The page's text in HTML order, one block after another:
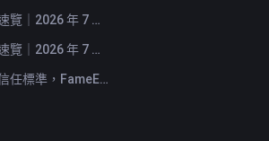
FameEX 今日新聞速覽｜2026 年 7 月 30 日
FameEX 今日新聞速覽｜2026 年 7 月 29 日
市場重塑交易平台信任標準，FameEX 以八年穩健營運持續服務全球用戶